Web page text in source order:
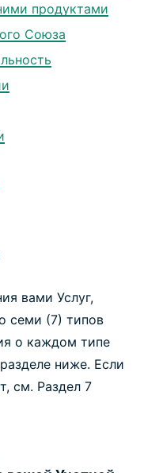
продуктами
Союза
вами Услуг,
семи (7) типов
о каждом типе
ниже. Если
см. Раздел 7